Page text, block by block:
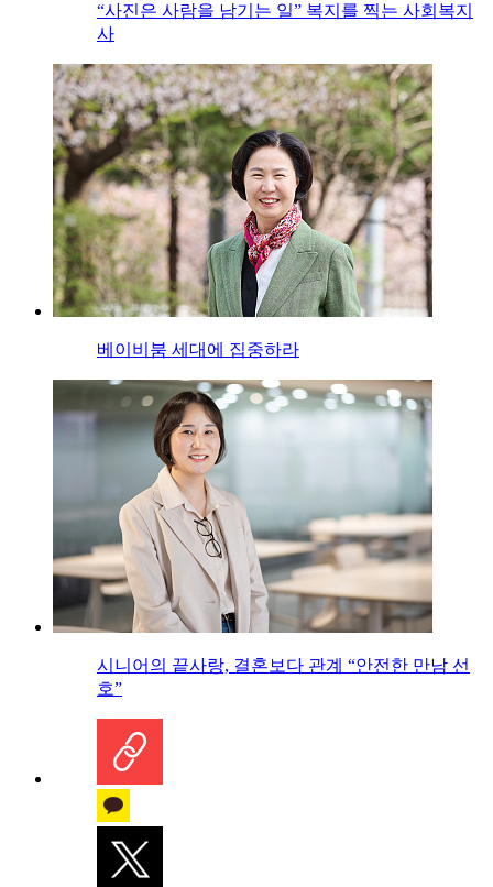
“사진은 사람을 남기는 일” 복지를 찍는 사회복지
사
베이비붐 세대에 집중하라
시니어의 끝사랑, 결혼보다 관계 “안전한 만남 선
호”